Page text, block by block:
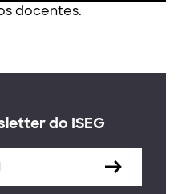
docentes.
do ISEG